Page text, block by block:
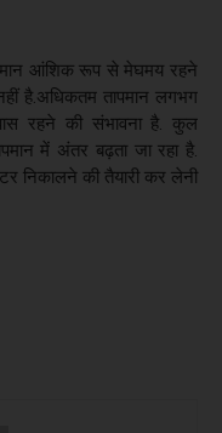
आंशिक रूप से मेघमय रहने
है.अधिकतम तापमान लगभग
रहने की संभावना है. कुल
में अंतर बढ़ता जा रहा है.
निकालने की तैयारी कर लेनी